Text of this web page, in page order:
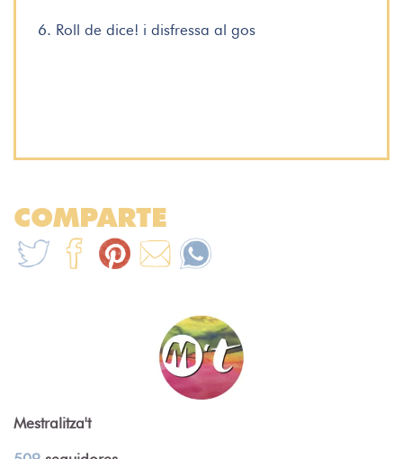
6. Roll de dice! i disfressa al gos
COMPARTE
Mestralitza't